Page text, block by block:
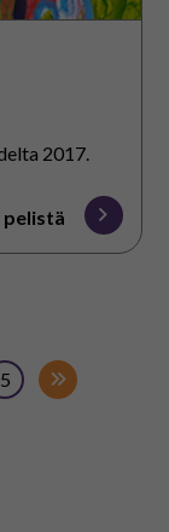
2017.
pelistä
5